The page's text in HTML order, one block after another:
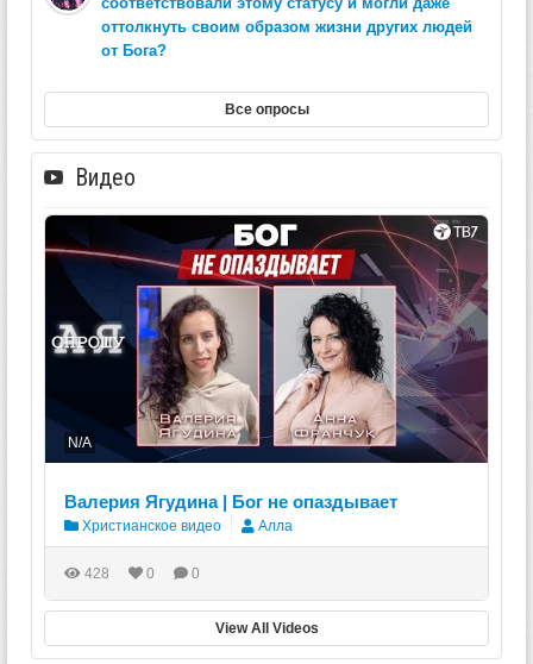
оттолкнуть своим образом жизни других людей
от Бога?
Все опросы
Видео
N/A
Валерия Ягудина | Бог не опаздывает
Христианское видео Алла
428 0 0
View All Videos